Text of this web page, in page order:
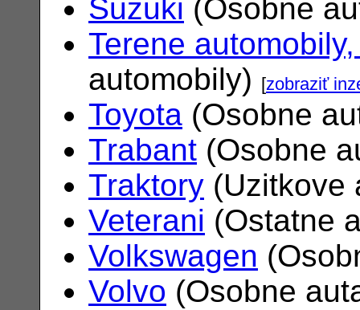
Suzuki (Osobne
Terene
automobily)
[zobraziť
Toyota (Osobne
Trabant (Osobne
Traktory (Uzitkove
Veterani (Ostatne
Volkswagen
Volvo (Osobne